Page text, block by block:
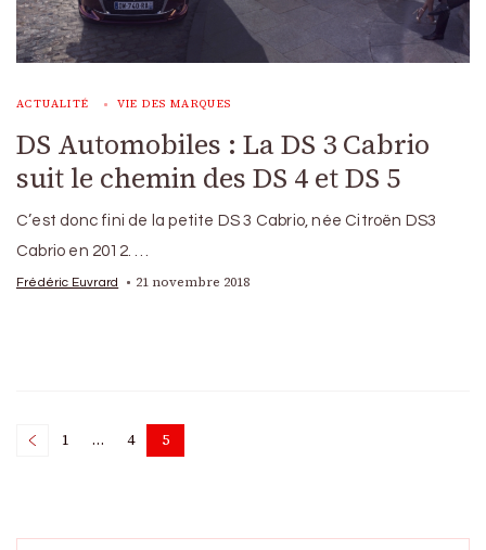
ACTUALITÉ VIE DES MARQUES
DS Automobiles : La DS 3 Cabrio
suit le chemin des DS 4 et DS 5
C’est donc fini de la petite DS 3 Cabrio, née Citroën DS3
Cabrio en 2012. …
Frédéric Euvrard 21 novembre 2018
Posts
Page
1 … Page
4 Page
5